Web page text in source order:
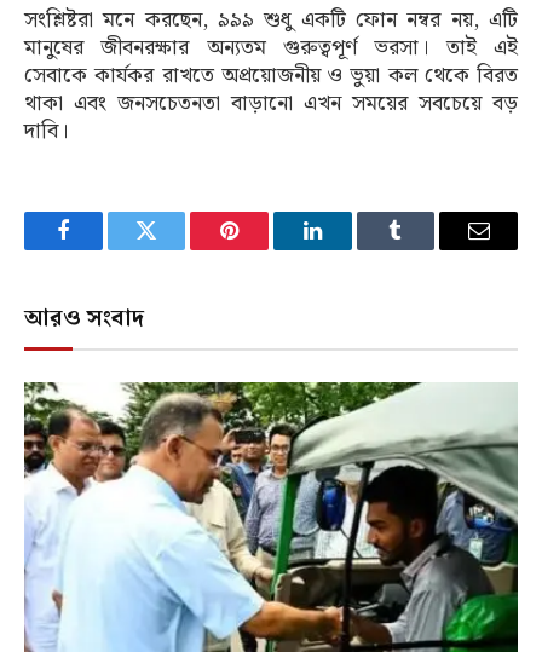
সংশ্লিষ্টরা মনে করছেন, ৯৯৯ শুধু একটি ফোন নম্বর নয়, এটি
মানুষের জীবনরক্ষার অন্যতম গুরুত্বপূর্ণ ভরসা। তাই এই
সেবাকে কার্যকর রাখতে অপ্রয়োজনীয় ও ভুয়া কল থেকে বিরত
থাকা এবং জনসচেতনতা বাড়ানো এখন সময়ের সবচেয়ে বড়
দাবি।
FacebookTwitter Pinterest LinkedInTumblr Email
আরও সংবাদ